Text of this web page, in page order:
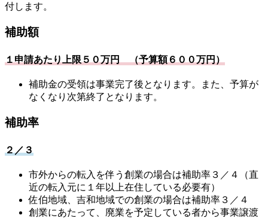
付します。
補助額
１申請あたり上限５０万円 （予算額６００万円）
補助金の受領は事業完了後となります。また、予算が
なくなり次第終了となります。
補助率
２／３
市外からの転入を伴う創業の場合は補助率３／４（直
近の転入元に１年以上在住している必要有）
佐伯地域、吉和地域での創業の場合は補助率３／４
創業にあたって、廃業を予定している者から事業譲渡